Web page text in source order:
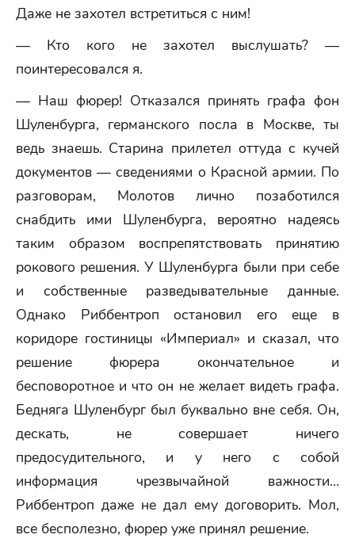
Даже не захотел встретиться с ним!
— Кто кого не захотел выслушать? —
поинтересовался я.
— Наш фюрер! Отказался принять графа фон
Шуленбурга, германского посла в Москве, ты
ведь знаешь. Старина прилетел оттуда с кучей
документов — сведениями о Красной армии. По
разговорам, Молотов лично позаботился
снабдить ими Шуленбурга, вероятно надеясь
таким образом воспрепятствовать принятию
рокового решения. У Шуленбурга были при себе
и собственные разведывательные данные.
Однако Риббентроп остановил его еще в
коридоре гостиницы «Империал» и сказал, что
решение фюрера окончательное и
бесповоротное и что он не желает видеть графа.
Бедняга Шуленбург был буквально вне себя. Он,
дескать, не совершает ничего
предосудительного, и у него с собой
информация чрезвычайной важности…
Риббентроп даже не дал ему договорить. Мол,
все бесполезно, фюрер уже принял решение.